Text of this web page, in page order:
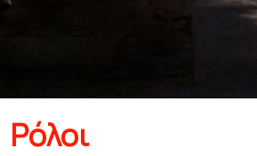
Ρόλοι